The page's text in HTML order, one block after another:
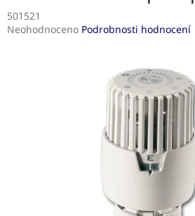
501521
Průměrné
Neohodnoceno Podrobnosti hodnocení